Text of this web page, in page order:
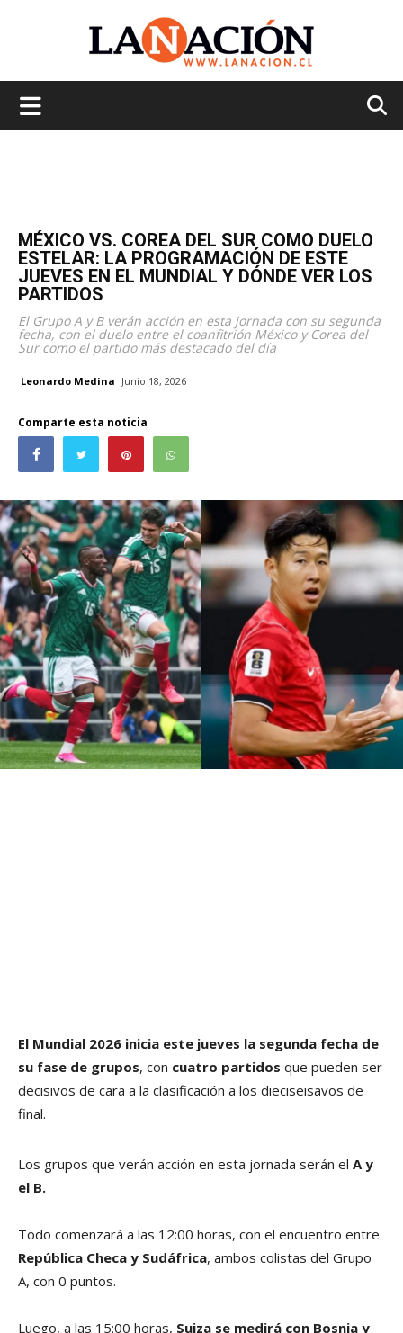
MÉXICO VS. COREA DEL SUR COMO DUELO
ESTELAR: LA PROGRAMACIÓN DE ESTE
JUEVES EN EL MUNDIAL Y DÓNDE VER LOS
PARTIDOS
El Grupo A y B verán acción en esta jornada con su segunda
fecha, con el duelo entre el coanfitrión México y Corea del
Sur como el partido más destacado del día
Leonardo Medina Junio 18, 2026
Comparte esta noticia
El Mundial 2026 inicia este jueves la segunda fecha de
su fase de grupos, con cuatro partidos que pueden ser
decisivos de cara a la clasificación a los dieciseisavos de
final.
Los grupos que verán acción en esta jornada serán el A y
el B.
Todo comenzará a las 12:00 horas, con el encuentro entre
República Checa y Sudáfrica, ambos colistas del Grupo
A, con 0 puntos.
Luego, a las 15:00 horas, Suiza se medirá con Bosnia y